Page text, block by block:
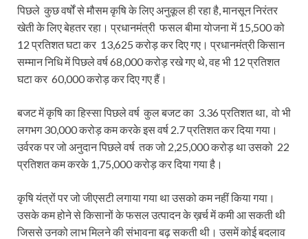
पिछले कुछ वर्षों से मौसम कृषि के लिए अनुकूल ही रहा है, मानसून निरंतर
खेती के लिए बेहतर रहा। प्रधानमंत्री फसल बीमा योजना में 15,500 को
12 प्रतिशत घटा कर 13,625 करोड़ कर दिए गए। प्रधानमंत्री किसान
सम्मान निधि में पिछले वर्ष 68,000 करोड़ रखे गए थे, वह भी 12 प्रतिशत
घटा कर 60,000 करोड़ कर दिए गए हैं।
बजट में कृषि का हिस्सा पिछले वर्ष कुल बजट का 3.36 प्रतिशत था, वो भी
लगभग 30,000 करोड़ कम करके इस वर्ष 2.7 प्रतिशत कर दिया गया।
उर्वरक पर जो अनुदान पिछले वर्ष तक जो 2,25,000 करोड़ था उसको 22
प्रतिशत कम करके 1,75,000 करोड़ कर दिया गया है।
कृषि यंत्रों पर जो जीएसटी लगाया गया था उसको कम नहीं किया गया।
उसके कम होने से किसानों के फसल उत्पादन के ख़र्च में कमी आ सकती थी
जिससे उनको लाभ मिलने की संभावना बढ़ सकती थी। उसमें कोई बदलाव